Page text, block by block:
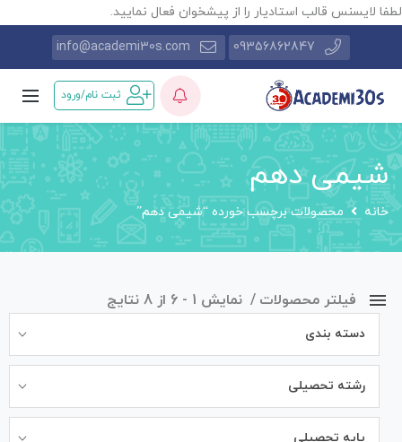
لطفا لایسنس قالب استادیار را از پیشخوان فعال نمایید.
09356862847
info@academi30s.com
ثبت نام/ورود
شیمی دهم
خانه محصولات برچسب خورده “شیمی دهم”
فیلتر محصولات نمایش 1 - 6 از 8 نتایج
دسته بندی
رشته تحصیلی
پایه تحصیلی